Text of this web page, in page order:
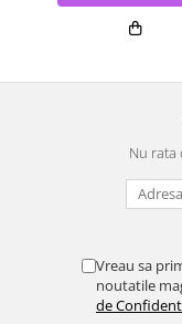
Nu
Vreau sa
noutatile
de